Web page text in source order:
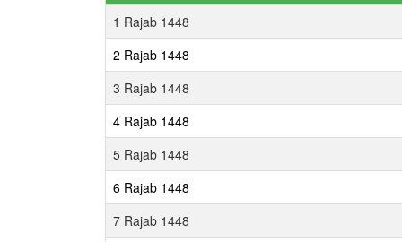
1 Rajab 1448
2 Rajab 1448
3 Rajab 1448
4 Rajab 1448
5 Rajab 1448
6 Rajab 1448
7 Rajab 1448